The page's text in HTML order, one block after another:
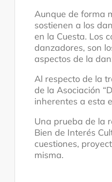
Aunque de forma
sostienen a los
en la Cuesta. Los
danzadores, son
aspectos de la
Al respecto de la
de la Asociación
inherentes a esta
Una prueba de la
Bien de Interés
cuestiones,
misma.